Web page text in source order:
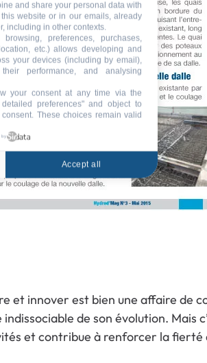
et innover est bien une affaire de
de son évolution. Mais
et contribue à renforcer la fierté
and share your personal data with
website or in our emails, already
including in other contexts.
preferences, purchases,
etc.) allows developing and
your devices (including by email),
performance, and analysing
your consent at any time via the
preferences" and object to
These choices remain valid
by
Accept all